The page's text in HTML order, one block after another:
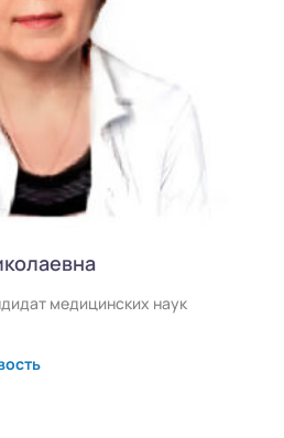
медицинских наук